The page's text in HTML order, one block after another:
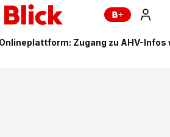
Zugang zu AHV-